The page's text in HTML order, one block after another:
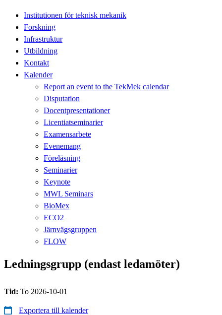
Institutionen för teknisk mekanik
Forskning
Infrastruktur
Utbildning
Kontakt
Kalender
Report an event to the TekMek calendar
Disputation
Docentpresentationer
Licentiatseminarier
Examensarbete
Evenemang
Föreläsning
Seminarier
Keynote
MWL Seminars
BioMex
ECO2
Järnvägsgruppen
FLOW
Ledningsgrupp (endast ledamöter)
Tid: To 2026-10-01
Exportera till kalender